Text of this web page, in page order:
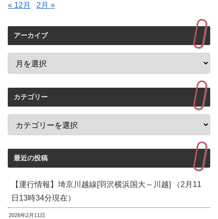
« 12月 2月 »
アーカイブ
カテゴリー
最近の投稿
【運行情報】埼京川越線[羽沢横浜国大～川越] （2月11
日13時34分現在）
2026年2月11日